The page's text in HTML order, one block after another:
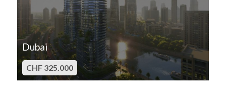
Dubai
CHF 325.000